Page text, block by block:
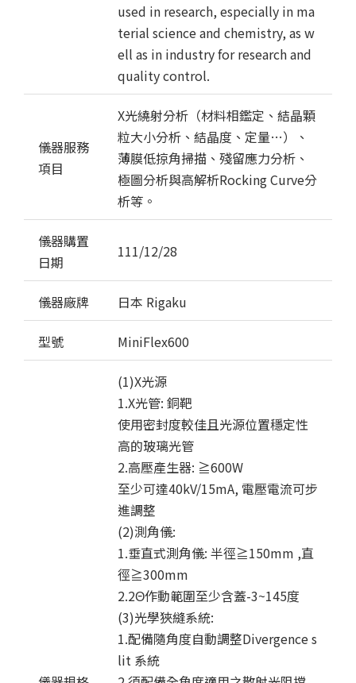
used in research, especially in ma
terial science and chemistry, as w
ell as in industry for research and
quality control.
儀器服務
項目
X光繞射分析（材料相鑑定、結晶顆
粒大小分析、結晶度、定量…）、
薄膜低掠角掃描、殘留應力分析、
極圖分析與高解析Rocking Curve分
析等。
儀器購置
日期
111/12/28
儀器廠牌 日本 Rigaku
型號 MiniFlex600
(1)X光源
1.X光管: 銅靶
使用密封度較佳且光源位置穩定性
高的玻璃光管
2.高壓產生器: ≧600W
至少可達40kV/15mA, 電壓電流可步
進調整
(2)測角儀:
1.垂直式測角儀: 半徑≧150mm ,直
徑≧300mm
2.2Θ作動範圍至少含蓋-3~145度
(3)光學狹縫系統:
1.配備隨角度自動調整Divergence s
lit 系統